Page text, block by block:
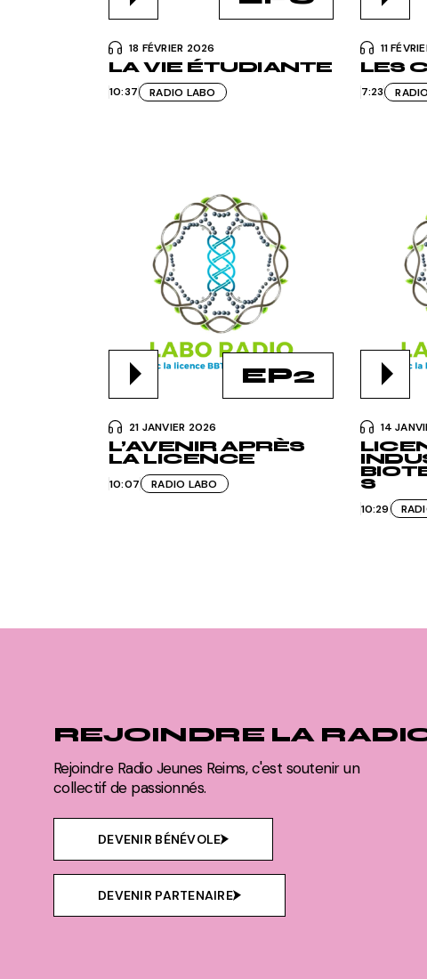
18 FÉVRIER 2026
LA VIE ÉTUDIANTE
10:37 RADIO LABO
11
LES
7:23
EP2
21 JANVIER 2026
L’AVENIR APRÈS
LA LICENCE
10:07 RADIO LABO
14
S
10:29
REJOINDRE LA
Rejoindre Radio Jeunes Reims, c'est soutenir un
collectif de passionnés.
DEVENIR BÉNÉVOLE
DEVENIR PARTENAIRE